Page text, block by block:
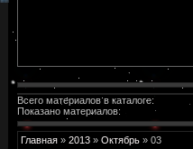
Всего материалов в каталоге:
Показано материалов:
Главная » 2013 » Октябрь » 03